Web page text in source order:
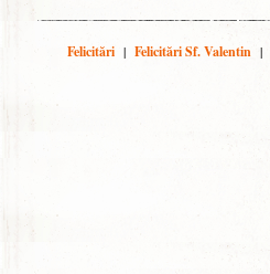
Felicitări | Felicitări Sf. Valentin |